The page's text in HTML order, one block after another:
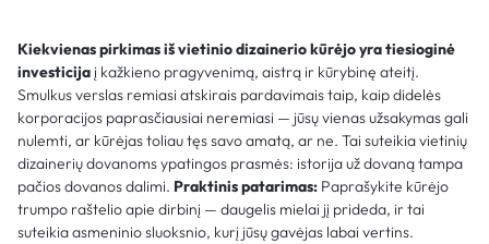
Kiekvienas pirkimas iš vietinio dizainerio kūrėjo yra tiesioginė
investicija į kažkieno pragyvenimą, aistrą ir kūrybinę ateitį.
Smulkus verslas remiasi atskirais pardavimais taip, kaip didelės
korporacijos paprasčiausiai neremiasi — jūsų vienas užsakymas gali
nulemti, ar kūrėjas toliau tęs savo amatą, ar ne. Tai suteikia vietinių
dizainerių dovanoms ypatingos prasmės: istorija už dovaną tampa
pačios dovanos dalimi. Praktinis patarimas: Paprašykite kūrėjo
trumpo raštelio apie dirbinį — daugelis mielai jį prideda, ir tai
suteikia asmeninio sluoksnio, kurį jūsų gavėjas labai vertins.